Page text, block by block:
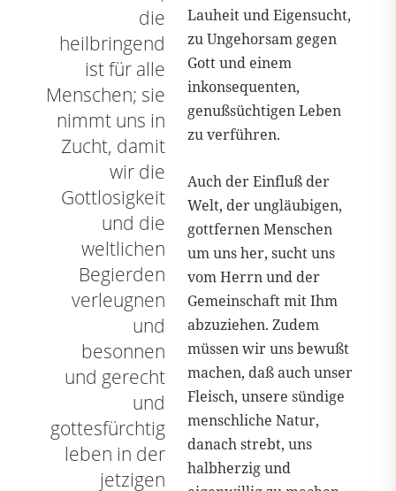
die
heilbringend
ist für alle
Menschen; sie
nimmt uns in
Zucht, damit
wir die
Gottlosigkeit
und die
weltlichen
Begierden
verleugnen
und
besonnen
und gerecht
und
gottesfürchtig
leben in der
jetzigen
Lauheit und Eigensucht,
zu Ungehorsam gegen
Gott und einem
inkonsequenten,
genußsüchtigen Leben
zu verführen.
Auch der Einfluß der
Welt, der ungläubigen,
gottfernen Menschen
um uns her, sucht uns
vom Herrn und der
Gemeinschaft mit Ihm
abzuziehen. Zudem
müssen wir uns bewußt
machen, daß auch unser
Fleisch, unsere sündige
menschliche Natur,
danach strebt, uns
halbherzig und